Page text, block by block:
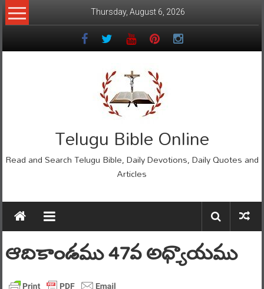
Skip
to
Thursday, August 6, 2026
Telugu Bible Online
Read and Search Telugu Bible, Daily Devotions, Daily Quotes and
Articles
ఆదికాండము 47వ అధ్యాయము